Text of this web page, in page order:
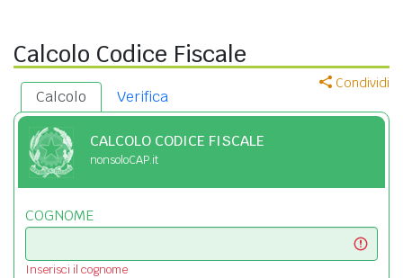
Calcolo Codice Fiscale
Condividi
Calcolo Verifica
CALCOLO CODICE FISCALE
nonsoloCAP.it
COGNOME
Inserisci il cognome